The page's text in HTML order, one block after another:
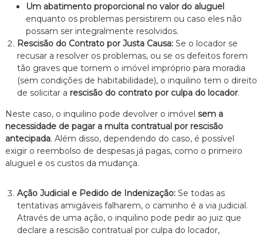
Um abatimento proporcional no valor do aluguel
enquanto os problemas persistirem ou caso eles não
possam ser integralmente resolvidos.
Rescisão do Contrato por Justa Causa:Se o locador se
recusar a resolver os problemas, ou se os defeitos forem
tão graves que tornem o imóvel impróprio para moradia
(sem condições de habitabilidade), o inquilino tem o direito
de solicitar a rescisão do contrato por culpa do locador.
Neste caso, o inquilino pode devolver o imóvel sem a
necessidade de pagar a multa contratual por rescisão
antecipada. Além disso, dependendo do caso, é possível
exigir o reembolso de despesas já pagas, como o primeiro
aluguel e os custos da mudança.
Ação Judicial e Pedido de Indenização:Se todas as
tentativas amigáveis falharem, o caminho é a via judicial.
Através de uma ação, o inquilino pode pedir ao juiz que
declare a rescisão contratual por culpa do locador,